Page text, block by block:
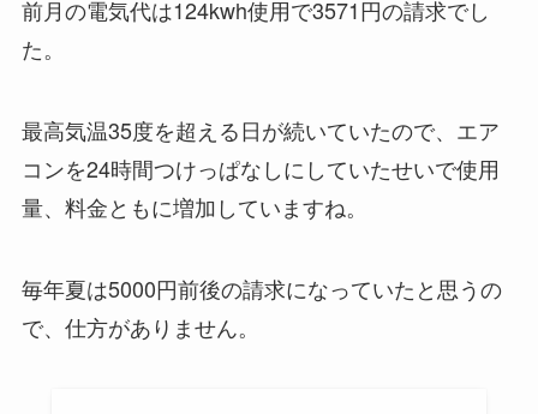
前月の電気代は124kwh使用で3571円の請求でし
た。
最高気温35度を超える日が続いていたので、エア
コンを24時間つけっぱなしにしていたせいで使用
量、料金ともに増加していますね。
毎年夏は5000円前後の請求になっていたと思うの
で、仕方がありません。